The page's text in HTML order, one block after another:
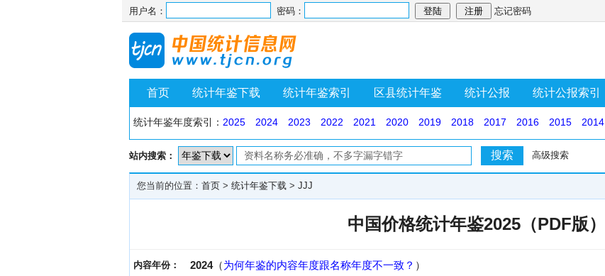
用户名： 密码： 忘记密码
首页 统计年鉴下载 统计年鉴索引 区县统计年鉴 统计公报 统计公报索引
统计年鉴年度索引： 2025 2024 2023 2022 2021 2020 2019 2018 2017 2016 2015 2014
站内搜索： 高级搜索
您当前的位置： 首页 > 统计年鉴下载 > JJJ
中国价格统计年鉴2025（PDF版）
内容年份： 2024（为何年鉴的内容年度跟名称年度不一致？ ）